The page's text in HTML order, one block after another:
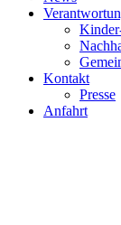
Kontakt
Presse
Anfahrt